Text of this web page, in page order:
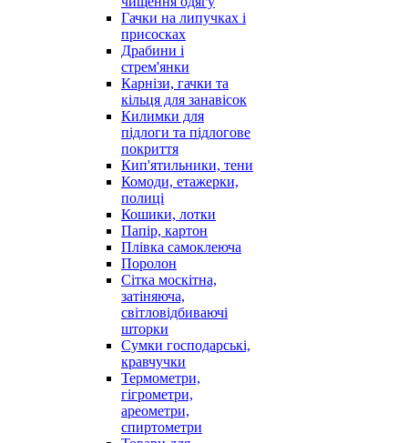
Гачки на липучках і
присосках
Драбини і
стрем'янки
Карнізи, гачки та
кільця для занавісок
Килимки для
підлоги та підлогове
покриття
Кип'ятильники, тени
Комоди, етажерки,
полиці
Кошики, лотки
Папір, картон
Плівка самоклеюча
Поролон
Сітка москітна,
затіняюча,
світловідбиваючі
шторки
Сумки господарські,
кравчучки
Термометри,
гігрометри,
ареометри,
спиртометри